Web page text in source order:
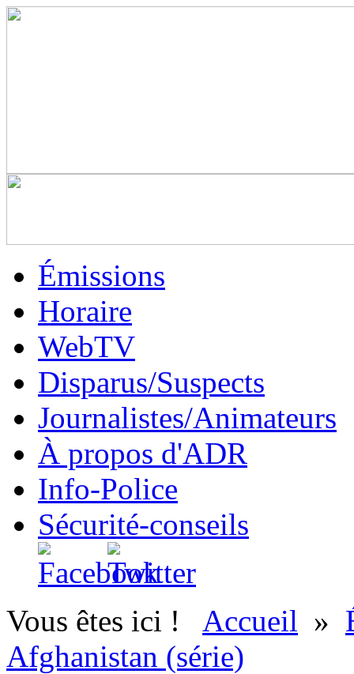
Émissions
Horaire
WebTV
Disparus/Suspects
Journalistes/Animateurs
À propos d'ADR
Info-Police
Sécurité-conseils
Vous êtes ici ! Accueil »
Afghanistan (série)